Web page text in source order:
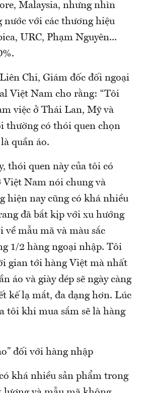
Malaysia, nhưng nhìn
nước với các thương hiệu
URC, Phạm Nguyên...
Chi, Giám đốc đối ngoại
Việt Nam cho rằng: “Tôi
việc ở Thái Lan, Mỹ và
thường có thói quen chọn
quần áo.
thói quen này của tôi có
Nam nói chung và
hiện nay cũng có khá nhiều
đã bắt kịp với xu hướng
mẫu mã và màu sắc
1/2 hàng ngoại nhập. Tôi
gian tới hàng Việt mà nhất
áo và giày dép sẽ ngày càng
kế lạ mắt, đa dạng hơn. Lúc
tôi khi mua sắm sẽ là hàng
đối với hàng nhập
khá nhiều sản phẩm trong